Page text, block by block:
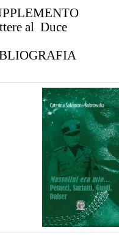
al Duce